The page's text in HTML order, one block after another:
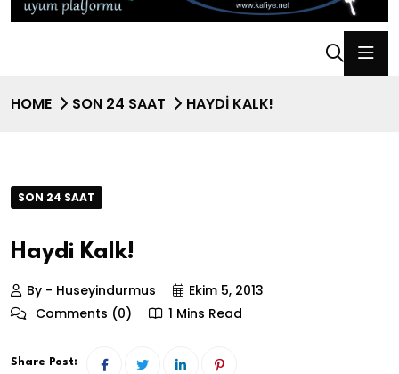
HOME SON 24 SAAT HAYDI KALK!
SON 24 SAAT
Haydi Kalk!
By - Huseyindurmus
Ekim 5, 2013
Comments (0)
1 Mins Read
Share Post: